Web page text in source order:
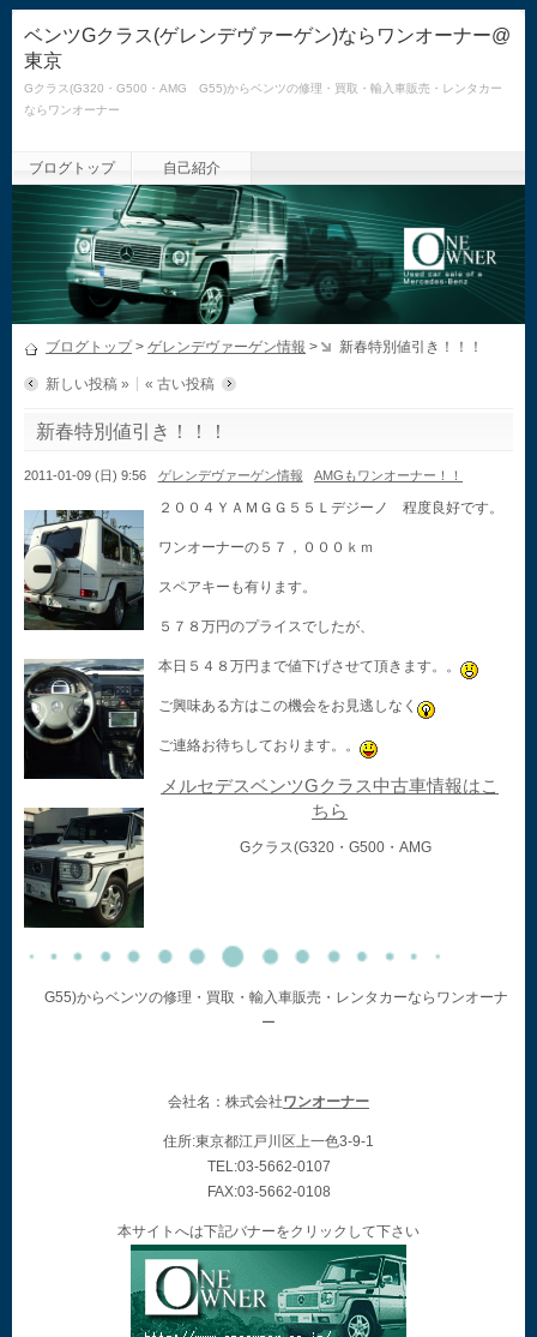
ベンツGクラス(ゲレンデヴァーゲン)ならワンオーナー@
東京
Gクラス(G320・G500・AMG G55)からベンツの修理・買取・輸入車販売・レンタカー
ならワンオーナー
ブログトップ 自己紹介
ブログトップ> ゲレンデヴァーゲン情報 > 新春特別値引き！！！
新しい投稿 » « 古い投稿
新春特別値引き！！！
2011-01-09 (日) 9:56 ゲレンデヴァーゲン情報 AMGもワンオーナー！！
２００４ＹＡＭＧＧ５５Ｌデジーノ 程度良好です。
ワンオーナーの５７，０００ｋｍ
スペアキーも有ります。
５７８万円のプライスでしたが、
本日５４８万円まで値下げさせて頂きます。。
ご興味ある方はこの機会をお見逃しなく
ご連絡お待ちしております。。
メルセデスベンツGクラス中古車情報はこ
ちら
Gクラス(G320・G500・AMG
G55)からベンツの修理・買取・輸入車販売・レンタカーならワンオーナ
ー
会社名：株式会社ワンオーナー
住所:東京都江戸川区上一色3-9-1
TEL:03-5662-0107
FAX:03-5662-0108
本サイトへは下記バナーをクリックして下さい